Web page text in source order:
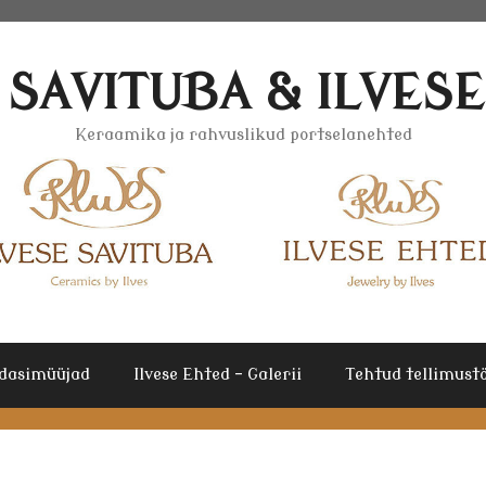
&
Keraamika ja rahvuslikud portselanehted
Ilvese Ehted – Galerii Tehtud